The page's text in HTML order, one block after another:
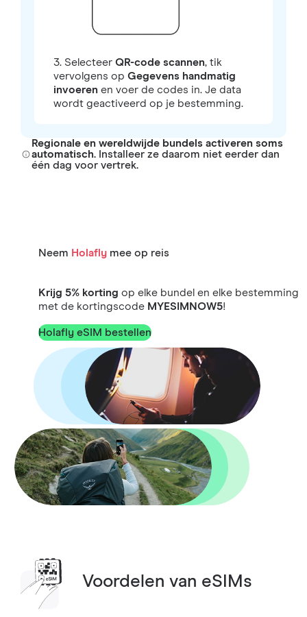
3. Selecteer QR-code scannen, tik
vervolgens op Gegevens handmatig
invoerenen voer de codes in. Je data
wordt geactiveerd op je bestemming.
Regionale en wereldwijde bundels activeren soms
automatisch. Installeer ze daarom niet eerder dan
één dag voor vertrek.
Neem Holaflymee op reis
Krijg 5% korting op elke bundel en elke bestemming
met de kortingscode MYESIMNOW5!
Holafly eSIM bestellen
Voordelen van eSIMs